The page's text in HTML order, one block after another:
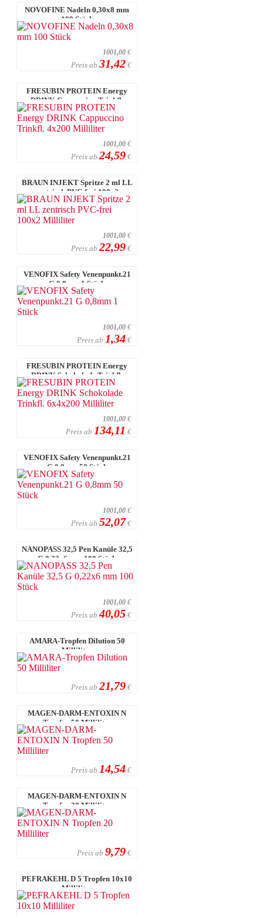
NOVOFINE Nadeln 0,30x8 mm
100 Stück
1001,00 €
Preis ab 31,42 €
FRESUBIN PROTEIN Energy
DRINK Cappuccino Trinkfl.
4x200 Millilit ...
1001,00 €
Preis ab 24,59 €
BRAUN INJEKT Spritze 2 ml LL
zentrisch PVC-frei 100x2
Milliliter
1001,00 €
Preis ab 22,99 €
VENOFIX Safety Venenpunkt.21
G 0,8mm 1 Stück
1001,00 €
Preis ab 1,34 €
FRESUBIN PROTEIN Energy
DRINK Schokolade Trinkfl.
6x4x200 Millil ...
1001,00 €
Preis ab 134,11 €
VENOFIX Safety Venenpunkt.21
G 0,8mm 50 Stück
1001,00 €
Preis ab 52,07 €
NANOPASS 32,5 Pen Kanüle 32,5
G 0,22x6 mm 100 Stück
1001,00 €
Preis ab 40,05 €
AMARA-Tropfen Dilution 50
Milliliter
Preis ab 21,79 €
MAGEN-DARM-ENTOXIN N
Tropfen 50 Milliliter
Preis ab 14,54 €
MAGEN-DARM-ENTOXIN N
Tropfen 20 Milliliter
Preis ab 9,79 €
PEFRAKEHL D 5 Tropfen 10x10
Milliliter